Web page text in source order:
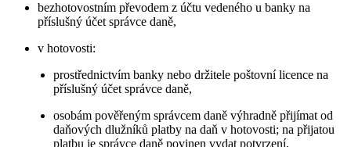
bezhotovostním převodem z účtu vedeného u banky na
příslušný účet správce daně,
v hotovosti:
prostřednictvím banky nebo držitele poštovní licence na
příslušný účet správce daně,
osobám pověřeným správcem daně výhradně přijímat od
daňových dlužníků platby na daň v hotovosti; na přijatou
platbu je správce daně povinen vydat potvrzení,